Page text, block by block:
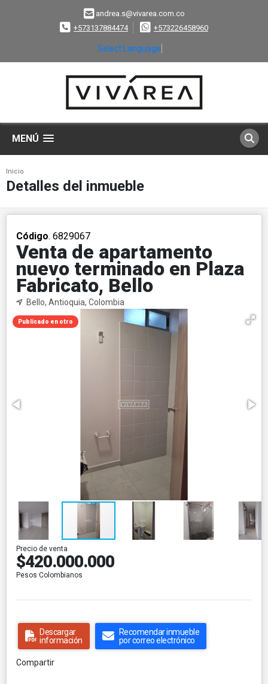
andrea.s@vivarea.com.co
+573137884474
+573226458960
Select Language
MENÚ
Inicio
Detalles del inmueble
Código. 6829067
Venta de apartamento
nuevo terminado en Plaza
Fabricato, Bello
Bello, Antioquia, Colombia
Publicado en otro
Precio de venta
$420.000.000
Pesos Colombianos
Descargar
información
Recomendar inmueble
por correo electrónico
Compartir